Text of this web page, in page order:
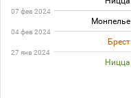
07 фев 2024
Монпелье
04 фев 2024
Брест
27 янв 2024
Ницца